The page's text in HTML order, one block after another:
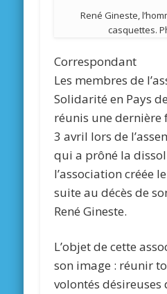
René Gineste,
casquettes.
Correspondant
Les membres de
Solidarité en Pays
réunis une dernière
3 avril lors de
qui a prôné la
l’association créée
suite au décès de
René Gineste.
L’objet de cette
son image : réunir
volontés désireuses